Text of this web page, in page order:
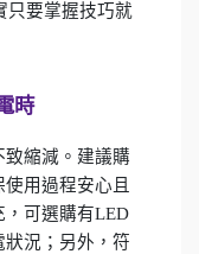
只要掌握技巧就
時
致縮減。建議購
用過程安心且
，可選購有LED
況；另外，符